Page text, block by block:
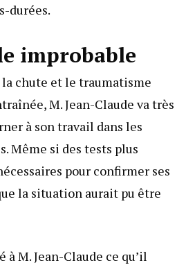
durées.
improbable
chute et le traumatisme
M. Jean-Claude va très
à son travail dans les
Même si des tests plus
pour confirmer ses
la situation aurait pu être
à M. Jean-Claude ce qu’il